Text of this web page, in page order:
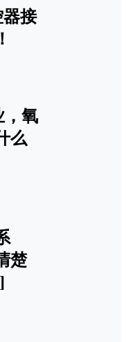
接
，氧
么
楚